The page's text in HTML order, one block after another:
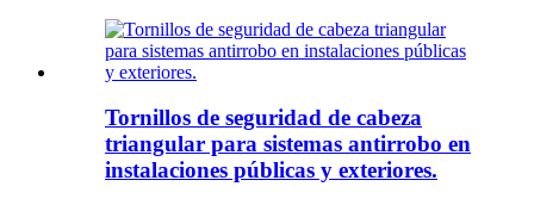
Tornillos de seguridad de cabeza
triangular para sistemas antirrobo en
instalaciones públicas y exteriores.